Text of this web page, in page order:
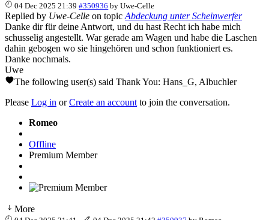
04 Dec 2025 21:39 #350936 byUwe-Celle
Replied by Uwe-Celle on topic Abdeckung unter Scheinwerfer
Danke dir für deine Antwort, und du hast Recht ich habe mich
schusselig angestellt. War gerade am Wagen und habe die Laschen
dahin gebogen wo sie hingehören und schon funktioniert es.
Danke nochmals.
Uwe
The following user(s) said Thank You: Hans_G, Albuchler
Please Log in orCreate an account to join the conversation.
Romeo
Offline
Premium Member
More